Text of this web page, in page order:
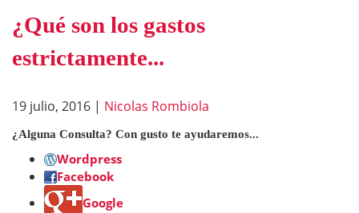
¿Qué son los gastos
estrictamente...
19 julio, 2016 | Nicolas Rombiola
¿Alguna Consulta? Con gusto te ayudaremos...
Wordpress
Facebook
Google